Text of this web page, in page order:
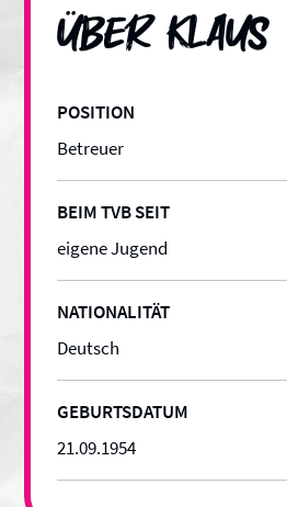
überKlaus
POSITION
Betreuer
BEIM TVB SEIT
eigene Jugend
NATIONALITÄT
Deutsch
GEBURTSDATUM
21.09.1954